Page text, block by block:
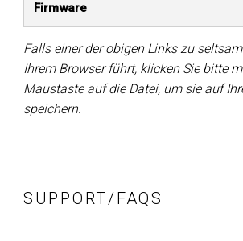
Firmware
Falls einer der obigen Links zu
Ihrem Browser führt, klicken Sie bitte
Maustaste auf die Datei, um sie auf
speichern.
SUPPORT/FAQS